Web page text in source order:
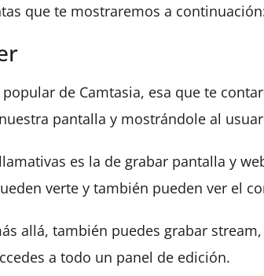
que te mostraremos a
de Camtasia, esa que te
pantalla y mostrándole al
es la de grabar pantalla y
verte y también pueden ver el
allá, también puedes grabar
a todo un panel de edición.